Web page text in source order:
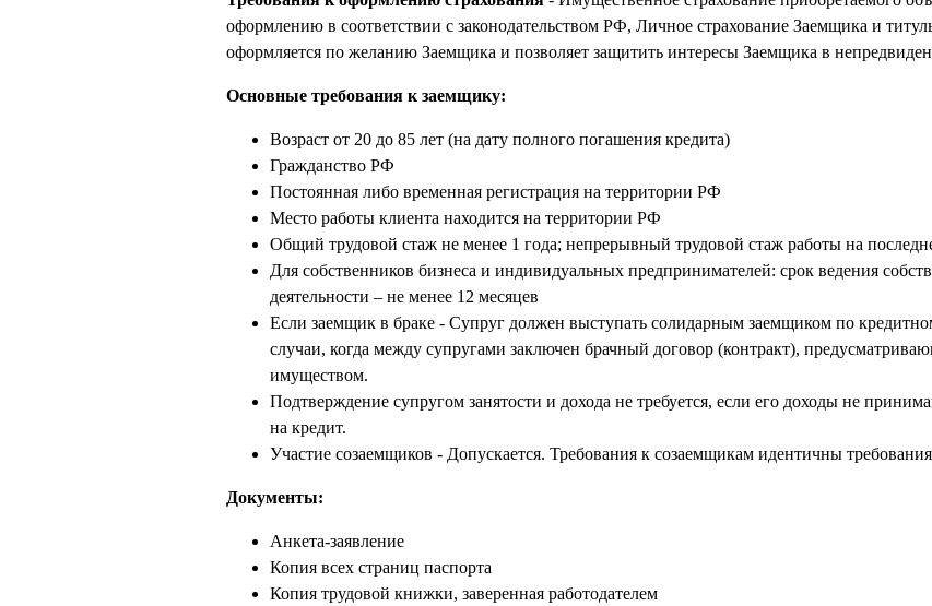
оформлению в соответствии с законодательством РФ, Личное страхование Заемщика и
оформляется по желанию Заемщика и позволяет защитить интересы Заемщика в
Основные требования к заемщику:
Возраст от 20 до 85 лет (на дату полного погашения кредита)
Гражданство РФ
Постоянная либо временная регистрация на территории РФ
Место работы клиента находится на территории РФ
Общий трудовой стаж не менее 1 года; непрерывный трудовой стаж работы на
Для собственников бизнеса и индивидуальных предпринимателей: срок ведения
деятельности – не менее 12 месяцев
Если заемщик в браке - Супруг должен выступать солидарным заемщиком по
случаи, когда между супругами заключен брачный договор (контракт),
имуществом.
Подтверждение супругом занятости и дохода не требуется, если его доходы не
на кредит.
Участие созаемщиков - Допускается. Требования к созаемщикам идентичны
Документы:
Анкета-заявление
Копия всех страниц паспорта
Копия трудовой книжки, заверенная работодателем